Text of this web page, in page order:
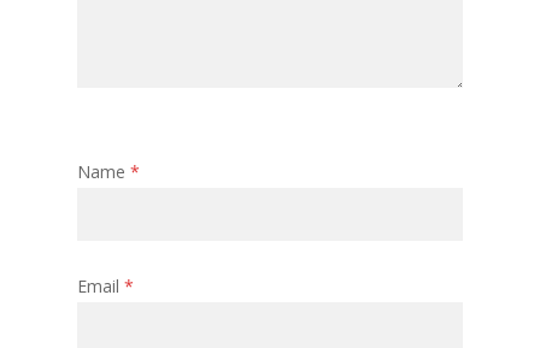
Name *
Email *